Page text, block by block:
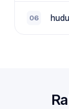
06